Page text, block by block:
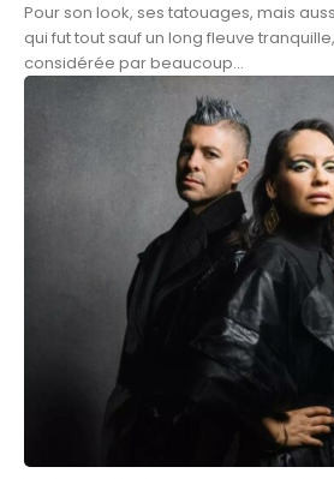
Pour son look, ses tatouages, mais
qui fut tout sauf un long fleuve
considérée par beaucoup...